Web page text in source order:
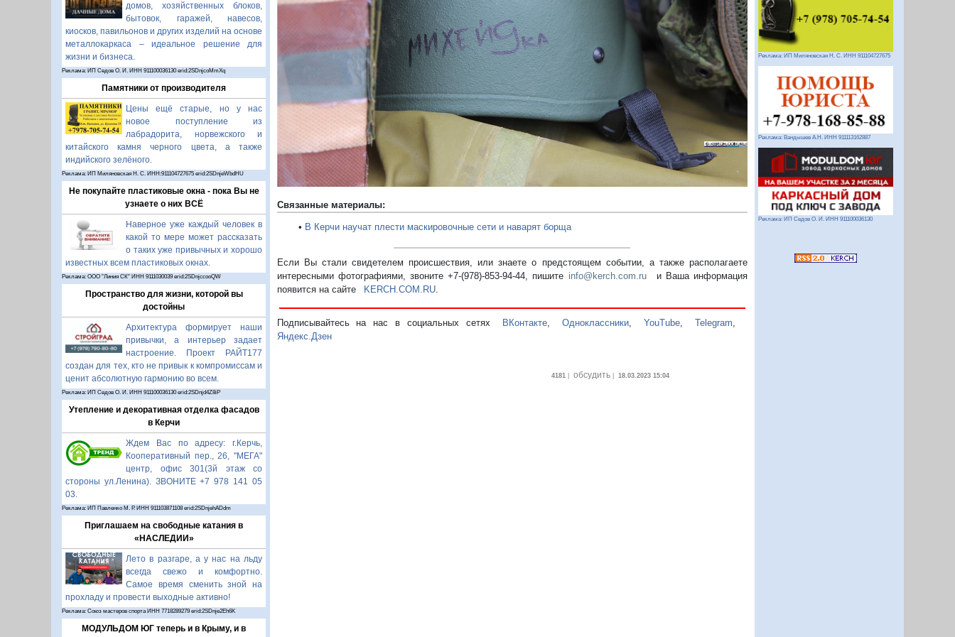
домов, хозяйственных блоков,
бытовок, гаражей, навесов,
киосков, павильонов и других изделий на основе
металлокаркаса – идеальное решение для
жизни и бизнеса.
Реклама: ИП Седов О. И. ИНН 911100036130 erid:2SDnjcoMmXq
Памятники от производителя
Цены ещё старые, но у нас
новое поступление из
лабрадорита, норвежского и
китайского камня черного цвета, а также
индийского зелёного.
Реклама: ИП Миляновская Н. С. ИНН:911104727675 erid:2SDnjeWbdHU
Не покупайте пластиковые окна - пока Вы не
узнаете о них ВСЁ
Наверное уже каждый человек в
какой то мере может рассказать
о таких уже привычных и хорошо
известных всем пластиковых окнах.
Реклама: ООО "Линия СК" ИНН 9111030039 erid:2SDnjccooQW
Пространство для жизни, которой вы
достойны
Архитектура формирует наши
привычки, а интерьер задает
настроение. Проект РАЙТ177
создан для тех, кто не привык к компромиссам и
ценит абсолютную гармонию во всем.
Реклама: ИП Седов О. И. ИНН 911100036130 erid:2SDnjd4Z8iP
Утепление и декоративная отделка фасадов
в Керчи
Ждем Вас по адресу: г.Керчь,
Кооперативный пер., 26, "МЕГА"
центр, офис 301(3й этаж со
стороны ул.Ленина). ЗВОНИТЕ +7 978 141 05
03.
Реклама: ИП Павленко М. Р. ИНН 911103871108 erid:2SDnjehADdm
Приглашаем на свободные катания в
«НАСЛЕДИИ»
Лето в разгаре, а у нас на льду
всегда свежо и комфортно.
Самое время сменить зной на
прохладу и провести выходные активно!
Реклама: Союз мастеров спорта ИНН 7718289279 erid:2SDnje2Eh6K
МОДУЛЬДОМ ЮГ теперь и в Крыму, и в
Предыдущий Следующий
Связанные материалы:
• В Керчи научат плести маскировочные сети и наварят борща
Если Вы стали свидетелем происшествия, или знаете о предстоящем событии, а также располагаете
интересными фотографиями, звоните +7-(978)-853-94-44, пишите info@kerch.com.ru и Ваша информация
появится на сайте
KERCH.COM.RU.
Подписывайтесь на нас в социальных сетях ВКонтакте, Одноклассники,YouTube,Telegram,
Яндекс.Дзен
4181| обсудить| 18.03.2023 15:04
Реклама: ИП Миляновская Н. С. ИНН 911104727675
Реклама: Вандышев А.Н. ИНН 911113162887
Реклама: ИП Седов О. И. ИНН 911100036130